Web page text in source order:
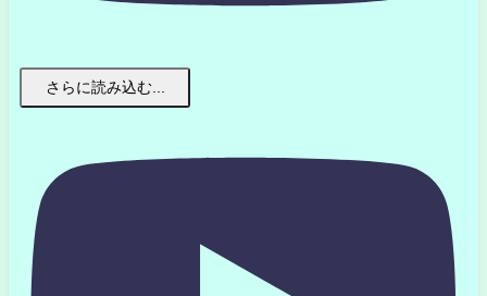
さらに読み込む...